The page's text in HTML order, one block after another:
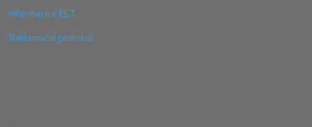
Informace o EET
Reklamační protokol